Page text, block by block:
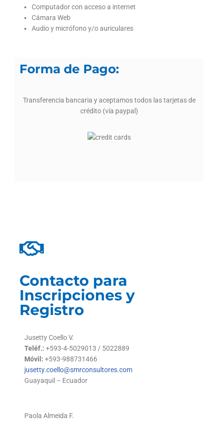
Computador con acceso a internet
Cámara Web
Audio y micrófono y/o auriculares
Forma de Pago:
Transferencia bancaria y aceptamos todos las tarjetas de
crédito (vía paypal)
Contacto para
Inscripciones y
Registro
Jusetty Coello V.
Teléf.: +593-4-5029013 / 5022889
Móvil: +593-988731466
jusetty.coello@smrconsultores.com
Guayaquil – Ecuador
Paola Almeida F.